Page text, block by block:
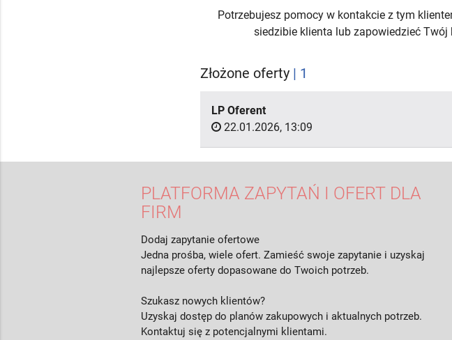
Potrzebujesz pomocy w kontakcie z tym
siedzibie klienta lub zapowiedzieć
Złożone oferty | 1
LP Oferent
22.01.2026, 13:09
PLATFORMA ZAPYTAŃ I OFERT DLA
FIRM
Dodaj zapytanie ofertowe
Jedna prośba, wiele ofert. Zamieść swoje zapytanie i uzyskaj
najlepsze oferty dopasowane do Twoich potrzeb.
Szukasz nowych klientów?
Uzyskaj dostęp do planów zakupowych i aktualnych potrzeb.
Kontaktuj się z potencjalnymi klientami.